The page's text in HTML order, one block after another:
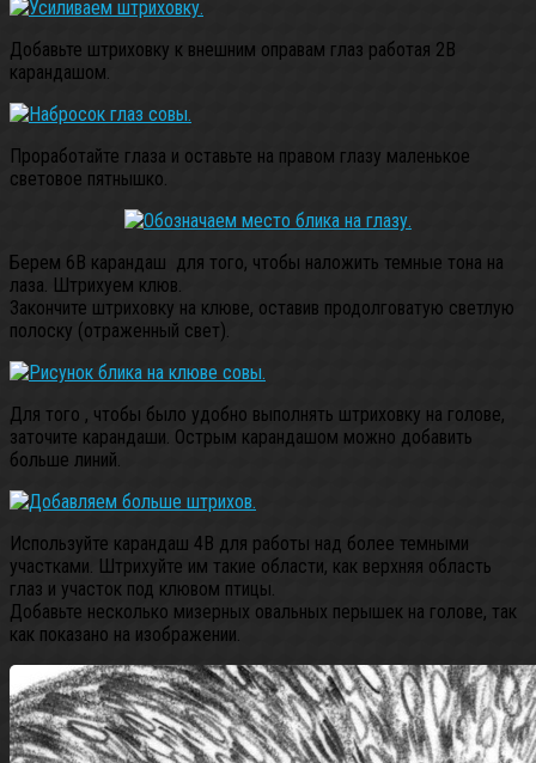
Добавьте штриховку к внешним оправам глаз работая 2B
карандашом.
Проработайте глаза и оставьте на правом глазу маленькое
световое пятнышко.
Берем 6B карандаш для того, чтобы наложить темные тона на
лаза. Штрихуем клюв.
Закончите штриховку на клюве, оставив продолговатую светлую
полоску (отраженный свет).
Для того , чтобы было удобно выполнять штриховку на голове,
заточите карандаши. Острым карандашом можно добавить
больше линий.
Используйте карандаш 4B для работы над более темными
участками. Штрихуйте им такие области, как верхняя область
глаз и участок под клювом птицы.
Добавьте несколько мизерных овальных перышек на голове, так
как показано на изображении.